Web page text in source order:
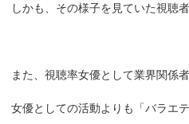
しかも、その様子を見ていた視聴
また、視聴率女優として業界関係
女優としての活動よりも「バラエ